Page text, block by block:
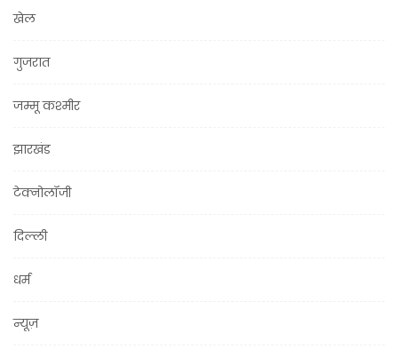
खेल
गुजरात
जम्मू कश्मीर
झारखंड
टेक्नोलॉजी
दिल्ली
धर्म
न्यूज़